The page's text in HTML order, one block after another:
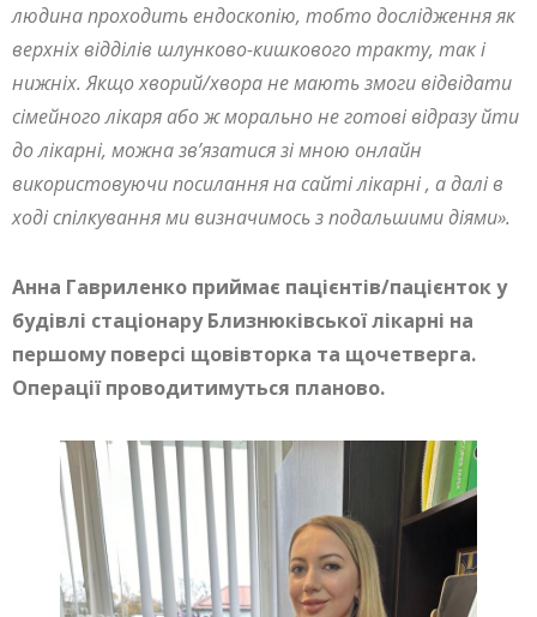
людина проходить ендоскопію, тобто дослідження як
верхніх відділів шлунково-кишкового тракту, так і
нижніх. Якщо хворий/хвора не мають змоги відвідати
сімейного лікаря або ж морально не готові відразу йти
до лікарні, можна зв’язатися зі мною онлайн
використовуючи посилання на сайті лікарні , а далі в
ході спілкування ми визначимось з подальшими діями».
Анна Гавриленко приймає пацієнтів/пацієнток у
будівлі стаціонару Близнюківської лікарні на
першому поверсі щовівторка та щочетверга.
Операції проводитимуться планово.